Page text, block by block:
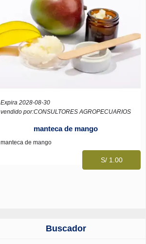
Expira 2028-08-30
vendido por:CONSULTORES AGROPECUARIOS
manteca de mango
manteca de mango
S/ 1.00
Buscador